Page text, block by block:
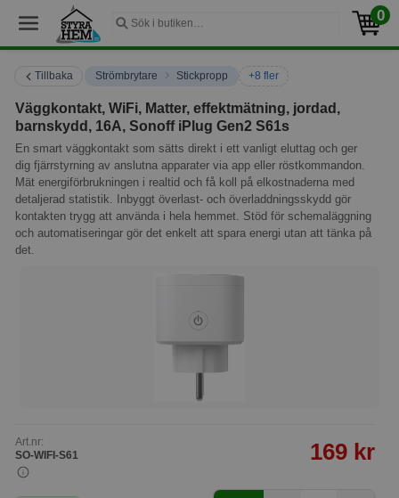
0
Tillbaka Strömbrytare › Stickpropp +8 fler
Väggkontakt, WiFi, Matter, effektmätning, jordad,
barnskydd, 16A, Sonoff iPlug Gen2 S61s
En smart väggkontakt som sätts direkt i ett vanligt eluttag och ger
dig fjärrstyrning av anslutna apparater via app eller röstkommandon.
Mät energiförbrukningen i realtid och få koll på elkostnaderna med
detaljerad statistik. Inbyggt överlast- och överladdningsskydd gör
kontakten trygg att använda i hela hemmet. Stöd för schemaläggning
och automatiseringar gör det enkelt att spara energi utan att tänka på
det.
Art.nr:
SO-WIFI-S61
169 kr